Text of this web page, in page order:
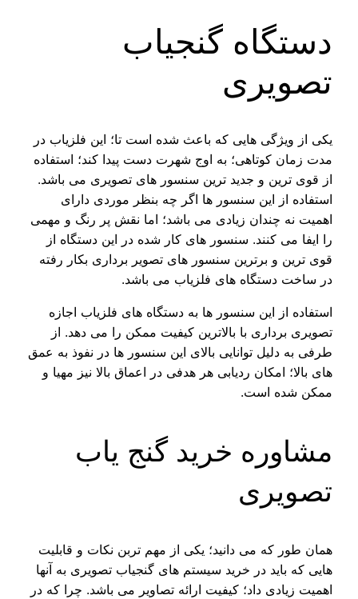
دستگاه گنجیاب
تصویری
یکی از ویژگی هایی که باعث شده است تا؛ این فلزیاب در
مدت زمان کوتاهی؛ به اوج شهرت دست پیدا کند؛ استفاده
از قوی ترین و جدید ترین سنسور های تصویری می باشد.
استفاده از این سنسور ها اگر چه بنظر موردی دارای
اهمیت نه چندان زیادی می باشد؛ اما نقش پر رنگ و مهمی
را ایفا می کنند. سنسور های کار شده در این دستگاه از
قوی ترین و برترین سنسور های تصویر برداری بکار رفته
در ساخت دستگاه های فلزیاب می باشد.
استفاده از این سنسور ها به دستگاه های فلزیاب اجازه
تصویری برداری با بالاترین کیفیت ممکن را می دهد. از
طرفی به دلیل توانایی بالای این سنسور ها در نفوذ به عمق
های بالا؛ امکان ردیابی هر هدفی در اعماق بالا نیز مهیا و
ممکن شده است.
مشاوره خرید گنج یاب
تصویری
همان طور که می دانید؛ یکی از مهم تربن نکات و قابلیت
هایی که باید در خرید سیستم های گنجیاب تصویری به آنها
اهمیت زیادی داد؛ کیفیت ارائه تصاویر می باشد. چرا که در